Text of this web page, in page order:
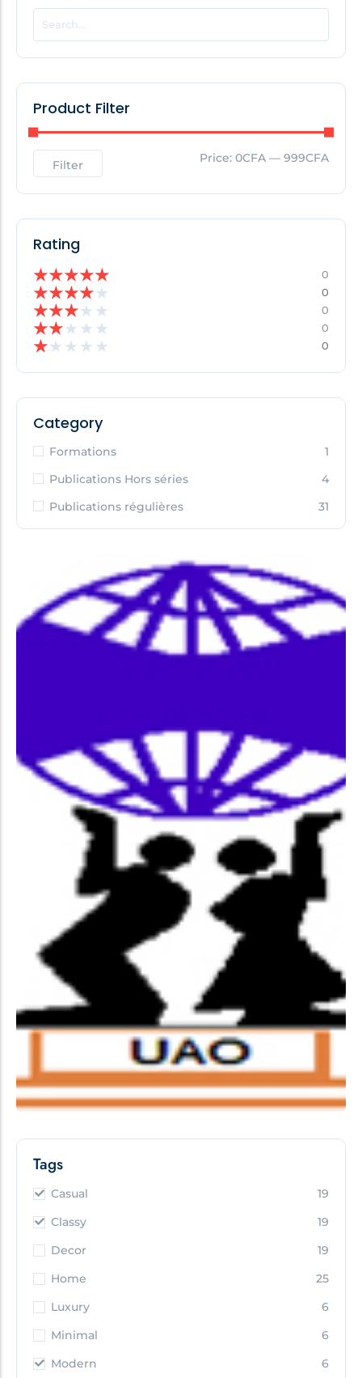
POPULAR THIS WEEK
No Posts Found!
No Posts Found!
Product Filter
Filter Price: 0CFA — 999CFA
Rating
★★★★★ 0
★★★★★ 0
★★★★ ★ 0
★★★ ★ ★ 0
★★ ★ ★ ★ 0
Category
Formations
1
Publications Hors séries
4
Publications régulières
31
Tags
Casual
19
Classy
19
Decor
19
Home
25
Luxury
6
Minimal
6
Modern
6